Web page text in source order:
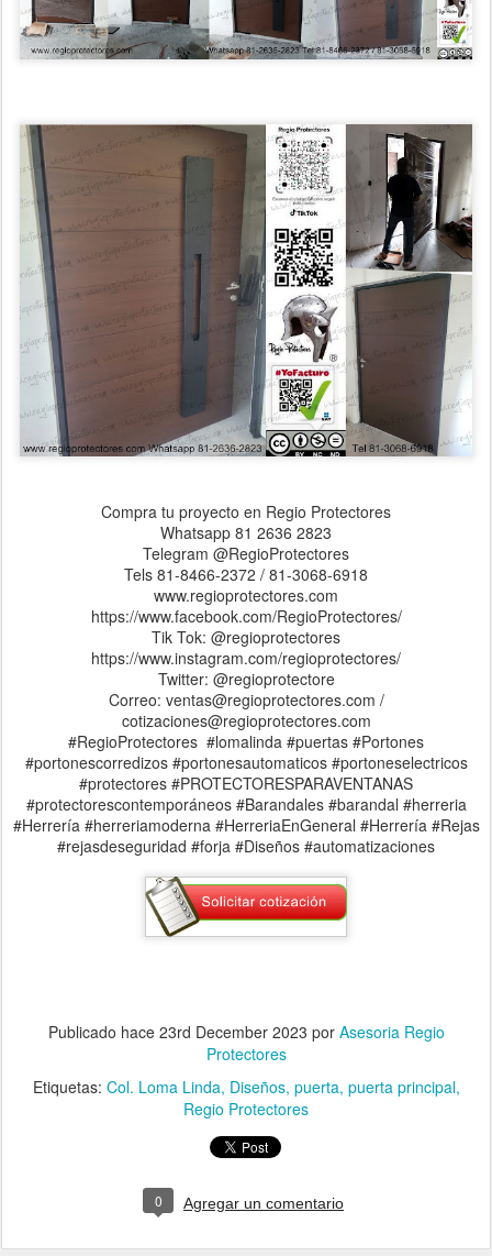
Compra tu proyecto en Regio Protectores
Whatsapp 81 2636 2823
Telegram @RegioProtectores
Tels 81-8466-2372 / 81-3068-6918
www.regioprotectores.com
https://www.facebook.com/RegioProtectores/
Tik Tok: @regioprotectores
https://www.instagram.com/regioprotectores/
Twitter: @regioprotectore
Correo: ventas@regioprotectores.com /
cotizaciones@regioprotectores.com
#RegioProtectores #lomalinda #puertas #Portones
#portonescorredizos #portonesautomaticos #portoneselectricos
#protectores #PROTECTORESPARAVENTANAS
#protectorescontemporáneos #Barandales #barandal #herreria
#Herrería #herreriamoderna #HerreriaEnGeneral #Herrería #Rejas
#rejasdeseguridad #forja #Diseños #automatizaciones
Publicado hace 23rd December 2023 por Asesoria Regio
Protectores
Etiquetas: Col. Loma Linda Diseños puerta puerta principal
Regio Protectores
0 Agregar un comentario